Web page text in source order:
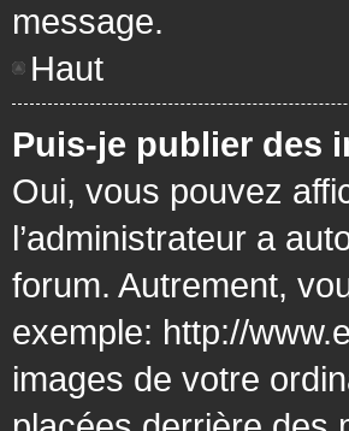
message.
Haut
Puis-je publier des
Oui, vous pouvez
l’administrateur a
forum. Autrement,
exemple: http://
images de votre